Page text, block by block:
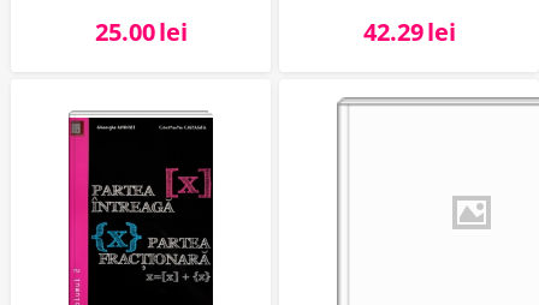
25.00lei 42.29lei